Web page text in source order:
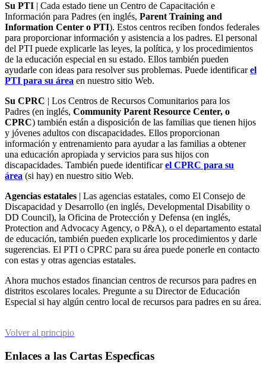
Su PTI | Cada estado tiene un Centro de Capacitación e
Información para Padres (en inglés, Parent Training and
Information Center o PTI). Estos centros reciben fondos federales
para proporcionar información y asistencia a los padres. El personal
del PTI puede explicarle las leyes, la política, y los procedimientos
de la educación especial en su estado. Ellos también pueden
ayudarle con ideas para resolver sus problemas. Puede identificarel
PTI para su área en nuestro sitio Web.
Su CPRC | Los Centros de Recursos Comunitarios para los
Padres (en inglés, Community Parent Resource Center, o
CPRC) también están a disposición de las familias que tienen hijos
y jóvenes adultos con discapacidades. Ellos proporcionan
información y entrenamiento para ayudar a las familias a obtener
una educación apropiada y servicios para sus hijos con
discapacidades. También puede identificarel CPRC para su
área (si hay) en nuestro sitio Web.
Agencias estatales | Las agencias estatales, como El Consejo de
Discapacidad y Desarrollo (en inglés, Developmental Disability o
DD Council), la Oficina de Protección y Defensa (en inglés,
Protection and Advocacy Agency, o P&A), o el departamento estatal
de educación, también pueden explicarle los procedimientos y darle
sugerencias. El PTI o CPRC para su área puede ponerle en contacto
con estas y otras agencias estatales.
Ahora muchos estados financian centros de recursos para padres en
distritos escolares locales. Pregunte a su Director de Educación
Especial si hay algún centro local de recursos para padres en su área.
Volver al principio
Enlaces a las Cartas Especficas